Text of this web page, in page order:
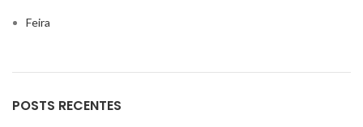
Feira
POSTS RECENTES